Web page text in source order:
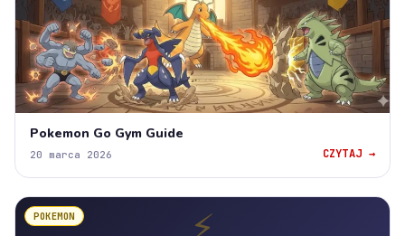
Pokemon Go Gym Guide
20 marca 2026 CZYTAJ →
⚡
POKEMON